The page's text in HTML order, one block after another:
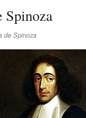
Spinoza
de Spinoza